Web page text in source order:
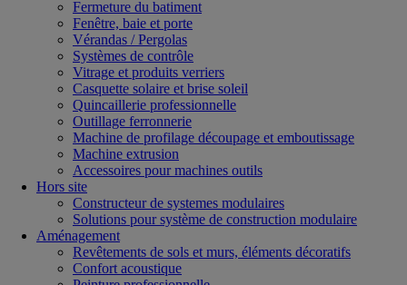
Fermeture du batiment
Fenêtre, baie et porte
Vérandas / Pergolas
Systèmes de contrôle
Vitrage et produits verriers
Casquette solaire et brise soleil
Quincaillerie professionnelle
Outillage ferronnerie
Machine de profilage découpage et emboutissage
Machine extrusion
Accessoires pour machines outils
Hors site
Constructeur de systemes modulaires
Solutions pour système de construction modulaire
Aménagement
Revêtements de sols et murs, éléments décoratifs
Confort acoustique